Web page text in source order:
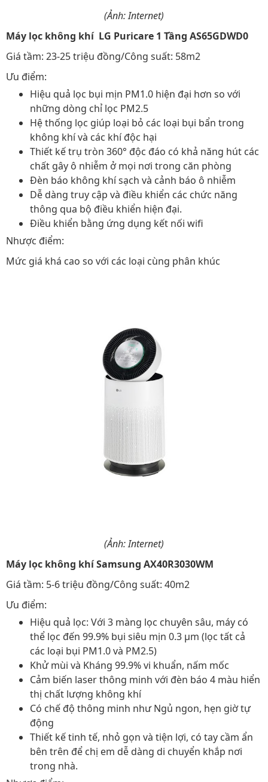
(Ảnh: Internet)
Máy lọc không khí LG Puricare 1 Tầng AS65GDWD0
Giá tầm: 23-25 triệu đồng/Công suất: 58m2
Ưu điểm:
Hiệu quả lọc bụi mịn PM1.0 hiện đại hơn so với
những dòng chỉ lọc PM2.5
Hệ thống lọc giúp loại bỏ các loại bụi bẩn trong
không khí và các khí độc hại
Thiết kế trụ tròn 360° độc đáo có khả năng hút các
chất gây ô nhiễm ở mọi nơi trong căn phòng
Đèn báo không khí sạch và cảnh báo ô nhiễm
Dễ dàng truy cập và điều khiển các chức năng
thông qua bộ điều khiển hiện đại.
Điều khiển bằng ứng dụng kết nối wifi
Nhược điểm:
Mức giá khá cao so với các loại cùng phân khúc
(Ảnh: Internet)
Máy lọc không khí Samsung AX40R3030WM
Giá tầm: 5-6 triệu đồng/Công suất: 40m2
Ưu điểm:
Hiệu quả lọc: Với 3 màng lọc chuyên sâu, máy có
thể lọc đến 99.9% bụi siêu mịn 0.3 µm (lọc tất cả
các loại bụi PM1.0 và PM2.5)
Khử mùi và Kháng 99.9% vi khuẩn, nấm mốc
Cảm biến laser thông minh với đèn báo 4 màu hiển
thị chất lượng không khí
Có chế độ thông minh như Ngủ ngon, hẹn giờ tự
động
Thiết kế tinh tế, nhỏ gọn và tiện lợi, có tay cầm ẩn
bên trên để chị em dễ dàng di chuyển khắp nơi
trong nhà.